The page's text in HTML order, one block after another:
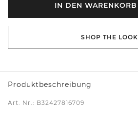
IN DEN WARENKORB
SHOP THE LOOK
Produktbeschreibung
Art. Nr.: B32427816709